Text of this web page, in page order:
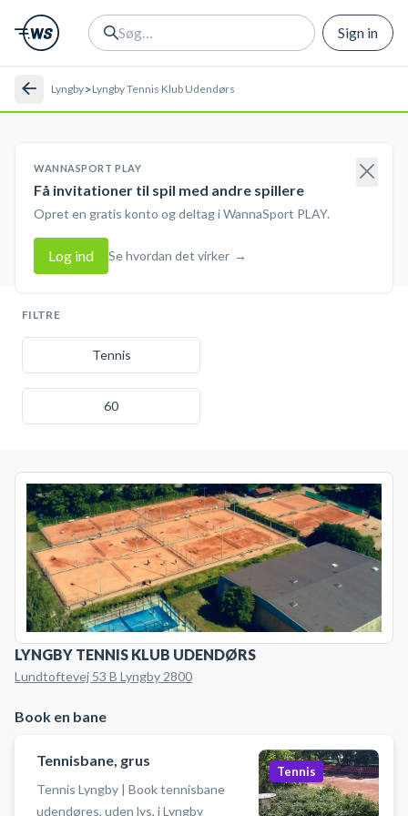
Sign in
Lyngby>Lyngby Tennis Klub Udendørs
WANNASPORT PLAY
Få invitationer til spil med andre spillere
Opret en gratis konto og deltag i WannaSport PLAY.
Log ind Se hvordan det virker →
FILTRE
Tennis
60
LYNGBY TENNIS KLUB UDENDØRS
Lundtoftevej 53 B Lyngby 2800
Book en bane
Tennisbane, grus
Tennis Lyngby | Book tennisbane
udendøres, uden lys, i Lyngby
Tennis